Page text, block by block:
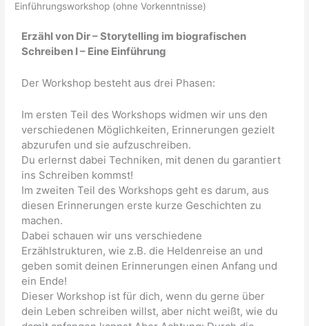
Einführungsworkshop (ohne Vorkenntnisse)
Erzähl von Dir – Storytelling im biografischen
Schreiben I – Eine Einführung
Der Workshop besteht aus drei Phasen:
Im ersten Teil des Workshops widmen wir uns den
verschiedenen Möglichkeiten, Erinnerungen gezielt
abzurufen und sie aufzuschreiben.
Du erlernst dabei Techniken, mit denen du garantiert
ins Schreiben kommst!
Im zweiten Teil des Workshops geht es darum, aus
diesen Erinnerungen erste kurze Geschichten zu
machen.
Dabei schauen wir uns verschiedene
Erzählstrukturen, wie z.B. die Heldenreise an und
geben somit deinen Erinnerungen einen Anfang und
ein Ende!
Dieser Workshop ist für dich, wenn du gerne über
dein Leben schreiben willst, aber nicht weißt, wie du